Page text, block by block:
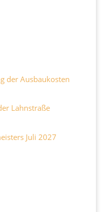
der Ausbaukosten
Lahnstraße
Juli 2027